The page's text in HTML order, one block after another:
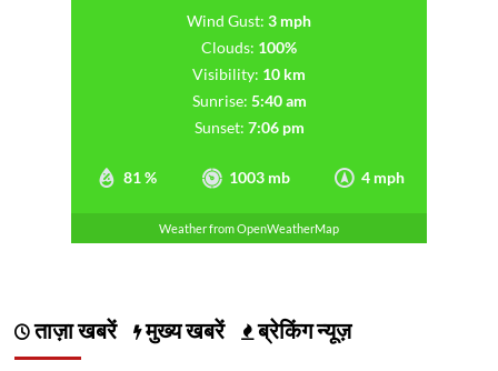
81 % 1003 mb 4 mph
Wind Gust: 3 mph
Clouds: 100%
Visibility: 10 km
Sunrise: 5:40 am
Sunset: 7:06 pm
Weather from OpenWeatherMap
ताज़ा खबरें मुख्य खबरें ब्रेकिंग न्यूज़